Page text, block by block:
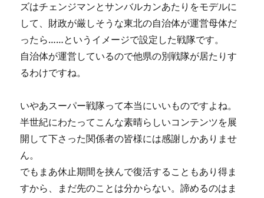
ズはチェンジマンとサンバルカンあたりをモデルに
して、財政が厳しそうな東北の自治体が運営母体だ
ったら……というイメージで設定した戦隊です。
自治体が運営しているので他県の別戦隊が居たりす
るわけですね。
いやあスーパー戦隊って本当にいいものですよね。
半世紀にわたってこんな素晴らしいコンテンツを展
開して下さった関係者の皆様には感謝しかありませ
ん。
でもまあ休止期間を挟んで復活することもあり得ま
すから、まだ先のことは分からない。諦めるのはま